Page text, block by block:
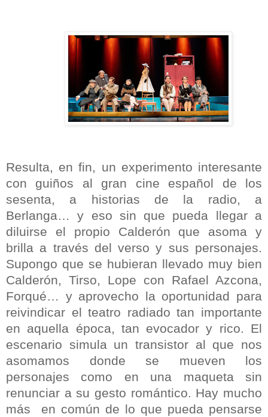
Resulta, en fin, un experimento interesante
con guiños al gran cine español de los
sesenta, a historias de la radio, a
Berlanga… y eso sin que pueda llegar a
diluirse el propio Calderón que asoma y
brilla a través del verso y sus personajes.
Supongo que se hubieran llevado muy bien
Calderón, Tirso, Lope con Rafael Azcona,
Forqué… y aprovecho la oportunidad para
reivindicar el teatro radiado tan importante
en aquella época, tan evocador y rico. El
escenario simula un transistor al que nos
asomamos donde se mueven los
personajes como en una maqueta sin
renunciar a su gesto romántico. Hay mucho
más en común de lo que pueda pensarse